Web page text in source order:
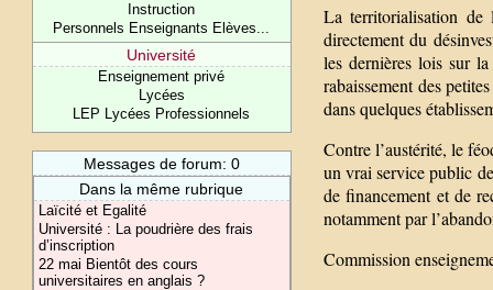
Instruction
Personnels Enseignants Elèves...
Université
Enseignement privé
Lycées
LEP Lycées Professionnels
Messages de forum: 0
Dans la même rubrique
Laïcité et Egalité
Université : La poudrière des frais
d’inscription
22 mai Bientôt des cours
universitaires en anglais ?
La territorialisation de
directement du
les dernières lois sur
rabaissement des
dans quelques
Contre l’austérité, le
un vrai service public
de financement et de
notamment par
Commission